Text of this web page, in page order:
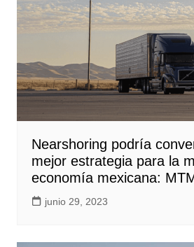
Nearshoring podría
mejor estrategia para la
economía mexicana:
junio 29, 2023